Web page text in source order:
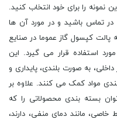
نمونه را برای خود انتخاب کنید.
در تماس باشید و در مورد آن ها
کپسول گاز عموما در صنایع
استفاده قرار می گیرد. این
به صورت بلندی، پایداری و
مواد کمک می کنند. علاوه بر
بسته بندی محصولاتی را که
مانند دمای منفی، دارند،